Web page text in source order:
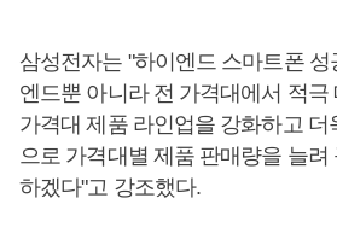
삼성전자는 "하이엔드 스마트폰
엔드뿐 아니라 전 가격대에서 적극
가격대 제품 라인업을 강화하고 더
으로 가격대별 제품 판매량을 늘려
하겠다"고 강조했다.